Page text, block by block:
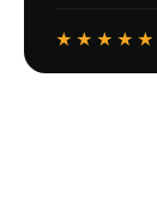
★★★★★